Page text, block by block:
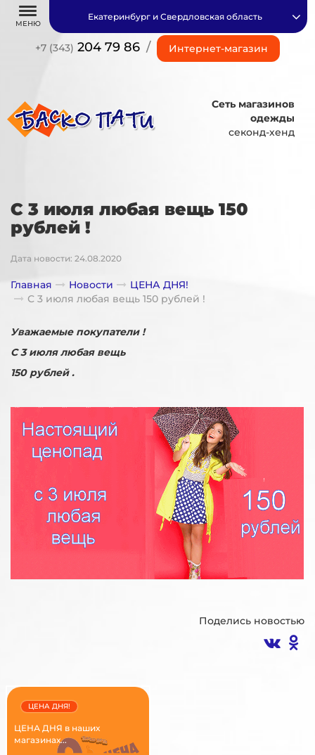
МЕНЮ
+7 (343) 204 79 86 / Интернет-магазин
Екатеринбург и Свердловская область
Сеть магазинов
одежды
секонд-хенд
С 3 июля любая вещь 150
рублей !
Дата новости: 24.08.2020
Главная Новости
ЦЕНА ДНЯ!
С 3 июля любая вещь 150 рублей !
Уважаемые покупатели !
С 3 июля любая вещь
150 рублей .
Поделись новостью
ЦЕНА ДНЯ в наших
магазинах...
ЦЕНА ДНЯ!